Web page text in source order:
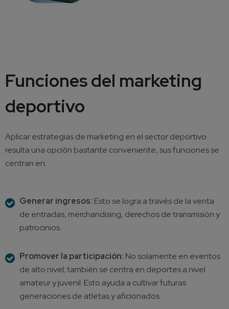
Funciones del marketing
deportivo
Aplicar estrategias de marketing en el sector deportivo
resulta una opción bastante conveniente, sus funciones se
centran en:
Generar ingresos: Esto se logra a través de la venta
de entradas, merchandising, derechos de transmisión y
patrocinios.
Promover la participación: No solamente en eventos
de alto nivel; también se centra en deportes a nivel
amateur y juvenil. Esto ayuda a cultivar futuras
generaciones de atletas y aficionados.